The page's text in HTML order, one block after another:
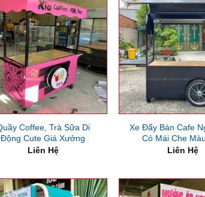
Coffee, Trà Sữa Di
Động Cute Giá Xưởng
Liên Hệ
Xe Đẩy Bán Cafe
Có Mái Che
Liên Hệ